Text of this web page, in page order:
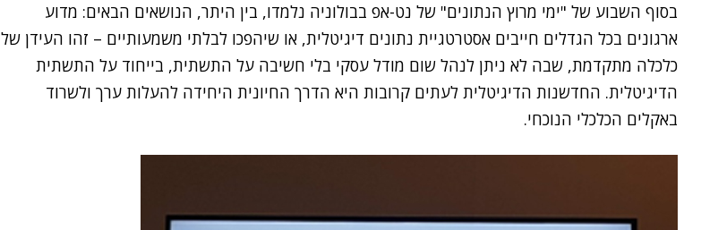
בסוף השבוע של "ימי מרוץ הנתונים" של נט-אפ בבולוניה נלמדו, בין היתר, הנושאים הבאים: מדוע
ארגונים בכל הגדלים חייבים אסטרטגיית נתונים דיגיטלית, או שיהפכו לבלתי משמעותיים – זהו העידן של
כלכלה מתקדמת, שבה לא ניתן לנהל שום מודל עסקי בלי חשיבה על התשתית, בייחוד על התשתית
הדיגיטלית. החדשנות הדיגיטלית לעתים קרובות היא הדרך החיונית היחידה להעלות ערך ולשרוד
באקלים הכלכלי הנוכחי.